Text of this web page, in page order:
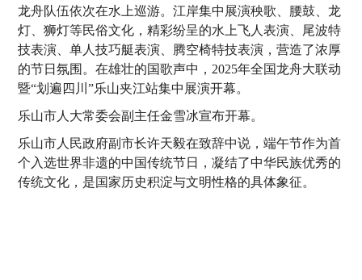
龙舟队伍依次在水上巡游。江岸集中展演秧歌、腰鼓、龙
灯、狮灯等民俗文化，精彩纷呈的水上飞人表演、尾波特
技表演、单人技巧艇表演、腾空椅特技表演，营造了浓厚
的节日氛围。在雄壮的国歌声中，2025年全国龙舟大联动
暨“划遍四川”乐山夹江站集中展演开幕。
乐山市人大常委会副主任金雪冰宣布开幕。
乐山市人民政府副市长许天毅在致辞中说，端午节作为首
个入选世界非遗的中国传统节日，凝结了中华民族优秀的
传统文化，是国家历史积淀与文明性格的具体象征。